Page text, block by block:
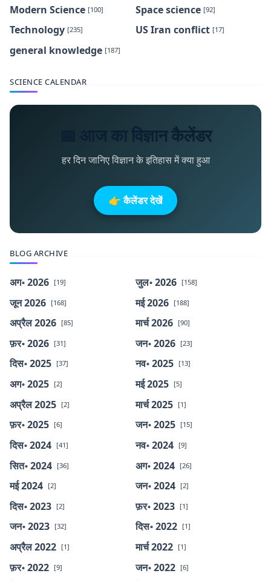
Modern Science [100] Space science [92]
Technology [235] US Iran conflict [17]
general knowledge [187]
SCIENCE CALENDAR
📅 आज का विज्ञान कैलेंडर
हर दिन जानिए विज्ञान के इतिहास में क्या हुआ
👉 कैलेंडर देखें
BLOG ARCHIVE
अग॰ 2026 [19] जुल॰ 2026 [158]
जून 2026 [168] मई 2026 [188]
अप्रैल 2026 [85] मार्च 2026 [90]
फ़र॰ 2026 [31] जन॰ 2026 [23]
दिस॰ 2025 [37] नव॰ 2025 [13]
अग॰ 2025 [2] मई 2025 [5]
अप्रैल 2025 [2] मार्च 2025 [1]
फ़र॰ 2025 [6] जन॰ 2025 [15]
दिस॰ 2024 [41] नव॰ 2024 [9]
सित॰ 2024 [36] अग॰ 2024 [26]
मई 2024 [2] जन॰ 2024 [2]
दिस॰ 2023 [2] फ़र॰ 2023 [1]
जन॰ 2023 [32] दिस॰ 2022 [1]
अप्रैल 2022 [1] मार्च 2022 [1]
फ़र॰ 2022 [9] जन॰ 2022 [6]